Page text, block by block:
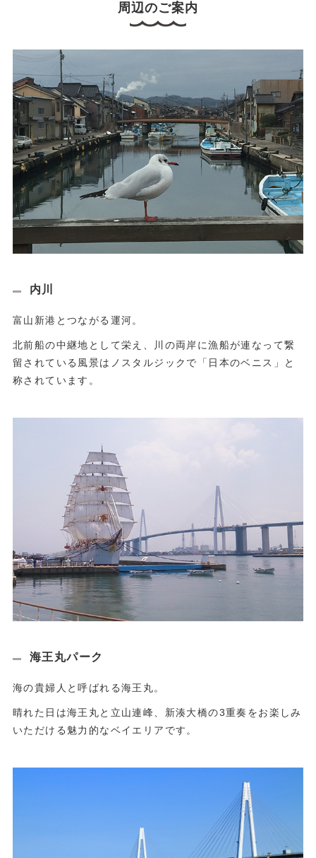
周辺のご案内
内川
富山新港とつながる運河。
北前船の中継地として栄え、川の両岸に漁船が連なって繋
留されている風景はノスタルジックで「日本のベニス」と
称されています。
海王丸パーク
海の貴婦人と呼ばれる海王丸。
晴れた日は海王丸と立山連峰、新湊大橋の3重奏をお楽しみ
いただける魅力的なベイエリアです。